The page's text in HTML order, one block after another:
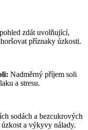
zdát uvolňující,
příznaky úzkosti.
Nadměrný příjem soli
a stresu.
sodách a bezcukrových
a výkyvy nálady.